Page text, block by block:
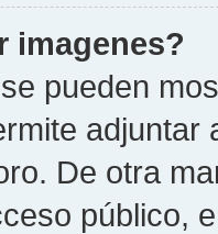
imagenes?
pueden
De otra
público,